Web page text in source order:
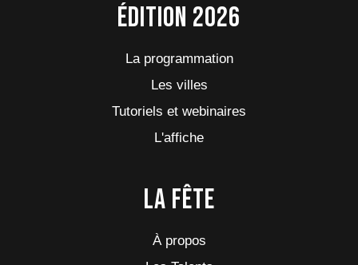
Édition 2026
La programmation
Les villes
Tutoriels et webinaires
L'affiche
La fête
À propos